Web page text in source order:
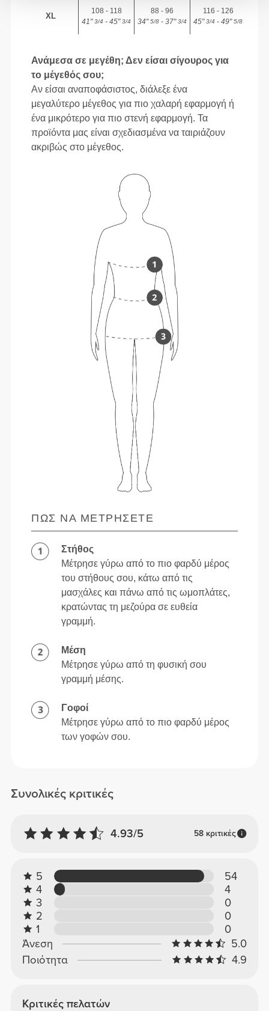
Συνολικές κριτικές
4.93/5 58 κριτικές
5
54
4
4
3
0
2
0
1
0
Άνεση
5.0
Ποιότητα
4.9
Κριτικές πελατών
XL
108 - 118
41"3/4 - 45"3/4
88 - 96
34"5/8 - 37"3/4
116 - 126
45"3/4 - 49"5/8
Ανάμεσα σε μεγέθη; Δεν είσαι σίγουρος για
το μέγεθός σου;
Αν είσαι αναποφάσιστος, διάλεξε ένα
μεγαλύτερο μέγεθος για πιο χαλαρή εφαρμογή ή
ένα μικρότερο για πιο στενή εφαρμογή. Τα
προϊόντα μας είναι σχεδιασμένα να ταιριάζουν
ακριβώς στο μέγεθος.
ΠΏΣ ΝΑ ΜΕΤΡΉΣΕΤΕ
Στήθος
Μέτρησε γύρω από το πιο φαρδύ μέρος
του στήθους σου, κάτω από τις
μασχάλες και πάνω από τις ωμοπλάτες,
κρατώντας τη μεζούρα σε ευθεία
γραμμή.
Μέση
Μέτρησε γύρω από τη φυσική σου
γραμμή μέσης.
Γοφοί
Μέτρησε γύρω από το πιο φαρδύ μέρος
των γοφών σου.